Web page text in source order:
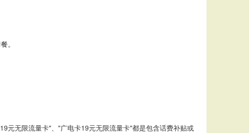
。
元无限流量卡"、"广电卡19元无限流量卡"都是包含话费补贴或